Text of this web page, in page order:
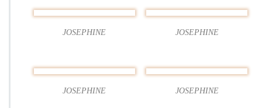
6
JOSEPHINE JOSEPHINE
JOSEPHINE JOSEPHINE